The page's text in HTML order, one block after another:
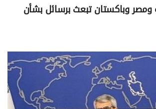
ومصر وباكستان تبعث برسائل بشأن